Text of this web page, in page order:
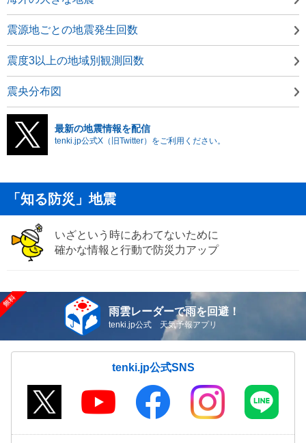
震源地ごとの地震発生回数
震度3以上の地域別観測回数
震央分布図
最新の地震情報を配信
tenki.jp公式X（旧Twitter）をご利用ください。
「知る防災」地震
いざという時にあわてないために
確かな情報と行動で防災力アップ
雨雲レーダーで雨を回避！
tenki.jp公式 天気予報アプリ
tenki.jp公式SNS